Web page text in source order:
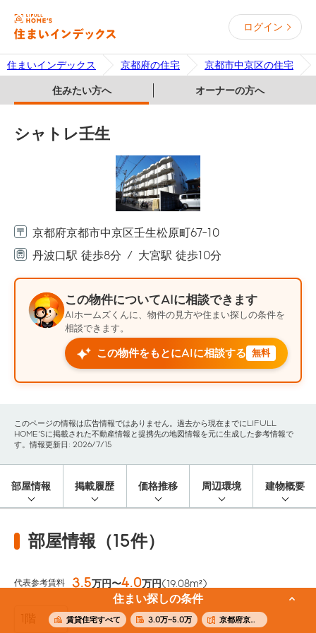
ログイン
住まいインデックス 京都府の住宅 京都市中京区の住宅
住みたい方へ オーナーの方へ
住まい探しの条件
賃貸住宅すべて 3.0万~5.0万 京都府京都市中京区
シャトレ壬生
京都府京都市中京区壬生松原町67-10
丹波口駅 徒歩8分
大宮駅 徒歩10分
この物件についてAIに相談できます
AIホームズくんに、物件の見方や住まい探しの条件を
相談できます。
この物件をもとにAIに相談する 無料
このページの情報は広告情報ではありません。過去から現在までにLIFULL
HOME'Sに掲載された不動産情報と提携先の地図情報を元に生成した参考情報で
す。情報更新日: 2026/7/15
部屋情報 掲載履歴 価格推移 周辺環境 建物概要
部屋情報（15件）
代表参考賃料 3.5万円〜4.0万円(19.08m²)
4階